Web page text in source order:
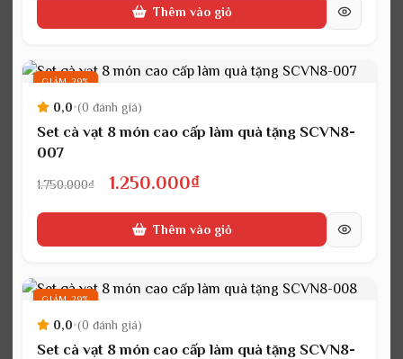
tại
1.250.000₫.
Thêm vào giỏ
GIẢM 29%
0,0•(0 đánh giá)
Set cà vạt 8 món cao cấp làm quà tặng SCVN8-
007
1.750.000₫
Giá
gốc
1.250.000₫Giá
hiện
tại
1.250.000₫.
Thêm vào giỏ
GIẢM 29%
0,0•(0 đánh giá)
Set cà vạt 8 món cao cấp làm quà tặng SCVN8-